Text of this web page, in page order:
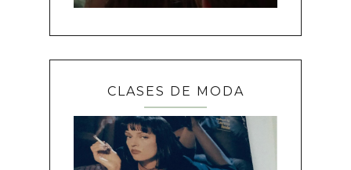
CLASES DE MODA